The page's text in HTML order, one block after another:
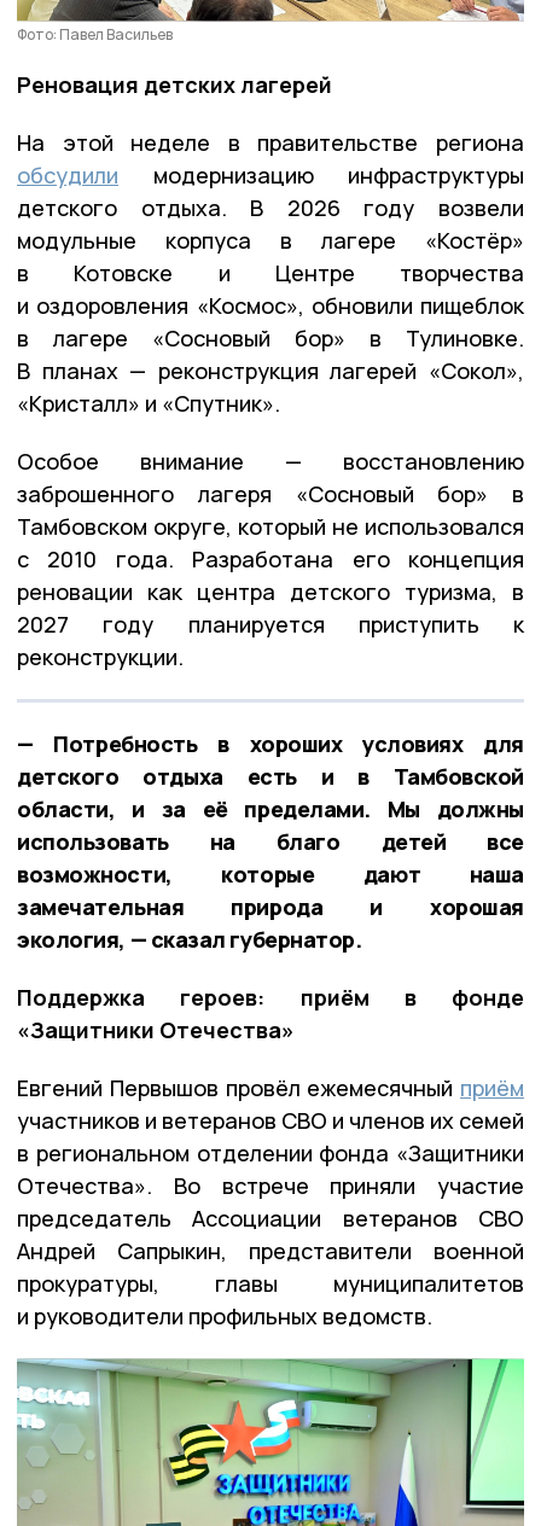
Фото: Павел Васильев
Реновация детских лагерей
На этой неделе в правительстве региона
обсудили модернизацию инфраструктуры
детского отдыха. В 2026 году возвели
модульные корпуса в лагере «Костёр»
в Котовске и Центре творчества
и оздоровления «Космос», обновили пищеблок
в лагере «Сосновый бор» в Тулиновке.
В планах — реконструкция лагерей «Сокол»,
«Кристалл» и «Спутник».
Особое внимание — восстановлению
заброшенного лагеря «Сосновый бор» в
Тамбовском округе, который не использовался
с 2010 года. Разработана его концепция
реновации как центра детского туризма, в
2027 году планируется приступить к
реконструкции.
— Потребность в хороших условиях для
детского отдыха есть и в Тамбовской
области, и за её пределами. Мы должны
использовать на благо детей все
возможности, которые дают наша
замечательная природа и хорошая
экология, — сказал губернатор.
Поддержка героев: приём в фонде
«Защитники Отечества»
Евгений Первышов провёл ежемесячный приём
участников и ветеранов СВО и членов их семей
в региональном отделении фонда «Защитники
Отечества». Во встрече приняли участие
председатель Ассоциации ветеранов СВО
Андрей Сапрыкин, представители военной
прокуратуры, главы муниципалитетов
и руководители профильных ведомств.